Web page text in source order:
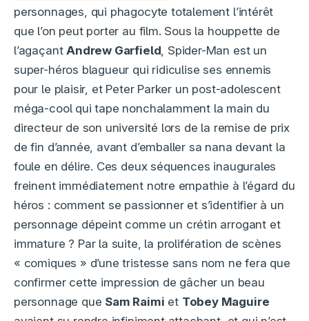
personnages, qui phagocyte totalement l’intérêt
que l’on peut porter au film. Sous la houppette de
l’agaçantAndrew Garfield, Spider-Man est un
super-héros blagueur qui ridiculise ses ennemis
pour le plaisir, et Peter Parker un post-adolescent
méga-cool qui tape nonchalamment la main du
directeur de son université lors de la remise de prix
de fin d’année, avant d’emballer sa nana devant la
foule en délire. Ces deux séquences inaugurales
freinent immédiatement notre empathie à l’égard du
héros : comment se passionner et s’identifier à un
personnage dépeint comme un crétin arrogant et
immature ? Par la suite, la prolifération de scènes
« comiques » d’une tristesse sans nom ne fera que
confirmer cette impression de gâcher un beau
personnage que Sam Raimi et Tobey Maguire